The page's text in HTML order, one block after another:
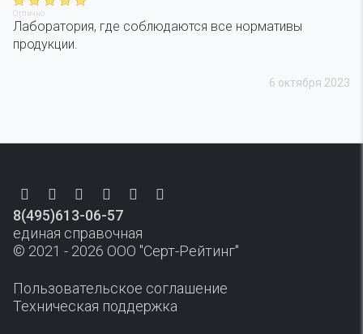
Отлично
Лаборатория, где соблюдаются все нормативы
продукции.
6 октября 2023
8(495)613-06-57
единая справочная
© 2021 - 2026 ООО "Серт-Рейтинг"
Пользовательское соглашение
Техническая поддержка